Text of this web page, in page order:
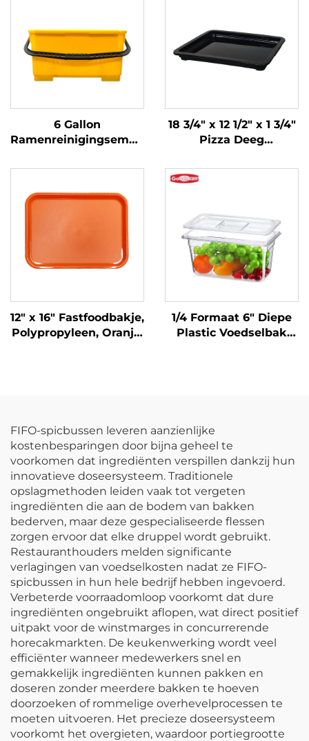
6 Gallon
Ramenreinigingsemmer
Polypropyleen, Geel,
18 3/4" x 12 1/2" x 1 3/4"
Pizza Deeg
Polypropyleen, Zwart
12" x 16" Fastfoodbakje,
Polypropyleen, Oranje,
1/4 Formaat 6" Diepe
Plastic Voedselbak
FIFO-spicbussen leveren aanzienlijke
kostenbesparingen door bijna geheel te
voorkomen dat ingrediënten verspillen dankzij hun
innovatieve doseersysteem. Traditionele
opslagmethoden leiden vaak tot vergeten
ingrediënten die aan de bodem van bakken
bederven, maar deze gespecialiseerde flessen
zorgen ervoor dat elke druppel wordt gebruikt.
Restauranthouders melden significante
verlagingen van voedselkosten nadat ze FIFO-
spicbussen in hun hele bedrijf hebben ingevoerd.
Verbeterde voorraadomloop voorkomt dat dure
ingrediënten ongebruikt aflopen, wat direct positief
uitpakt voor de winstmarges in concurrerende
horecakmarkten. De keukenwerking wordt veel
efficiënter wanneer medewerkers snel en
gemakkelijk ingrediënten kunnen pakken en
doseren zonder meerdere bakken te hoeven
doorzoeken of rommelige overhevelprocessen te
moeten uitvoeren. Het precieze doseersysteem
voorkomt het overgieten, waardoor portiegrootte